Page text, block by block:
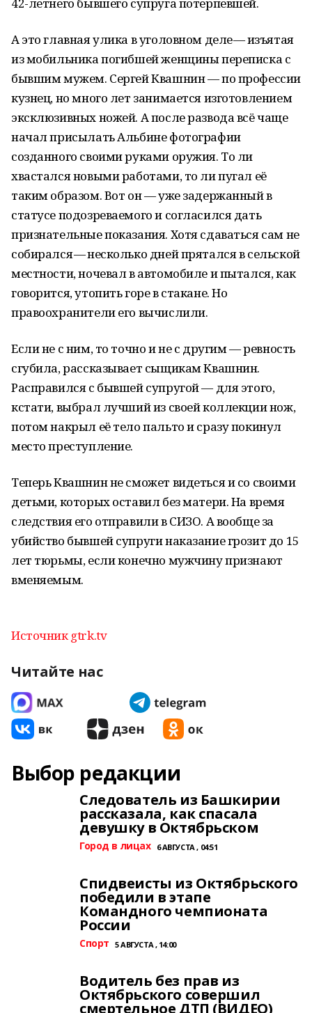
А это главная улика в уголовном деле — изъятая
из мобильника погибшей женщины переписка с
бывшим мужем. Сергей Квашнин — по профессии
кузнец, но много лет занимается изготовлением
эксклюзивных ножей. А после развода всё чаще
начал присылать Альбине фотографии
созданного своими руками оружия. То ли
хвастался новыми работами, то ли пугал её
таким образом. Вот он — уже задержанный в
статусе подозреваемого и согласился дать
признательные показания. Хотя сдаваться сам не
собирался — несколько дней прятался в сельской
местности, ночевал в автомобиле и пытался, как
говорится, утопить горе в стакане. Но
правоохранители его вычислили.
Если не с ним, то точно и не с другим — ревность
сгубила, рассказывает сыщикам Квашнин.
Расправился с бывшей супругой — для этого,
кстати, выбрал лучший из своей коллекции нож,
потом накрыл её тело пальто и сразу покинул
место преступление.
Теперь Квашнин не сможет видеться и со своими
детьми, которых оставил без матери. На время
следствия его отправили вСИЗО. А вообще за
убийство бывшей супруги наказание грозит до 15
лет тюрьмы, если конечно мужчину признают
вменяемым.
Источник gtrk.tv
Читайте нас
Выбор редакции
Следователь из Башкирии
рассказала, как спасала
девушку в Октябрьском
Город в лицах 6 АВГУСТА , 04:51
Спидвеисты из Октябрьского
победили в этапе
Командного чемпионата
России
Спорт 5 АВГУСТА , 14:00
Водитель без прав из
Октябрьского совершил
смертельное ДТП (ВИДЕО)